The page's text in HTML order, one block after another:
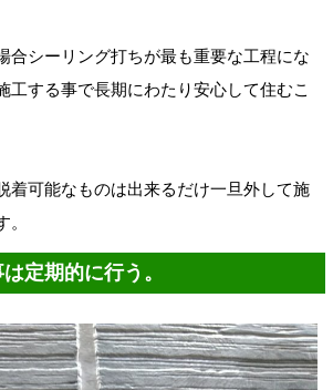
合シーリング打ちが最も重要な工程にな
工する事で長期にわたり安心して住むこ
着可能なものは出来るだけ一旦外して施
定期的に行う。